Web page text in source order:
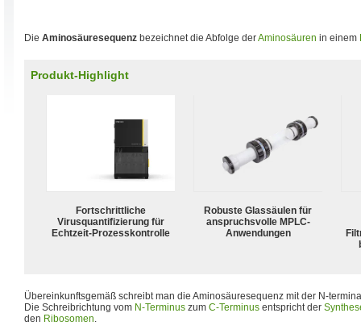
Die Aminosäuresequenz bezeichnet die Abfolge derAminosäuren in einem
Produkt-Highlight
Fortschrittliche
Virusquantifizierung für
Echtzeit-Prozesskontrolle
Robuste Glassäulen für
anspruchsvolle MPLC-
Anwendungen
Übereinkunftsgemäß schreibt man die Aminosäuresequenz mit der N-
Die Schreibrichtung vom N-Terminus zum C-Terminus entspricht der
den Ribosomen.